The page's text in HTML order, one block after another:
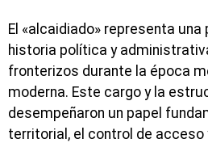
El «alcaidiado» representa
historia política y
fronterizos durante la época
moderna. Este cargo y la
desempeñaron un papel
territorial, el control de acceso